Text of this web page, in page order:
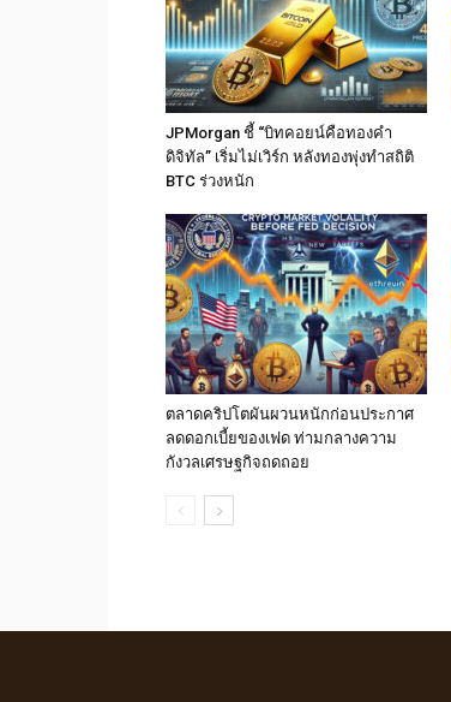
JPMorgan ชี้ “บิทคอยน์คือทองคำ
ดิจิทัล” เริ่มไม่เวิร์ก หลังทองพุ่งทำสถิติ
BTC ร่วงหนัก
ตลาดคริปโตผันผวนหนักก่อนประกาศ
ลดดอกเบี้ยของเฟด ท่ามกลางความ
กังวลเศรษฐกิจถดถอย